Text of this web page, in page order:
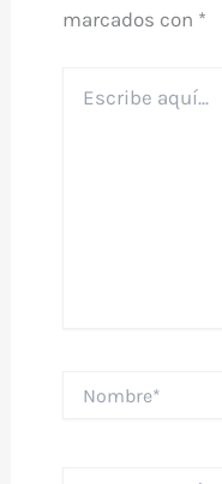
marcados con *
aquí...